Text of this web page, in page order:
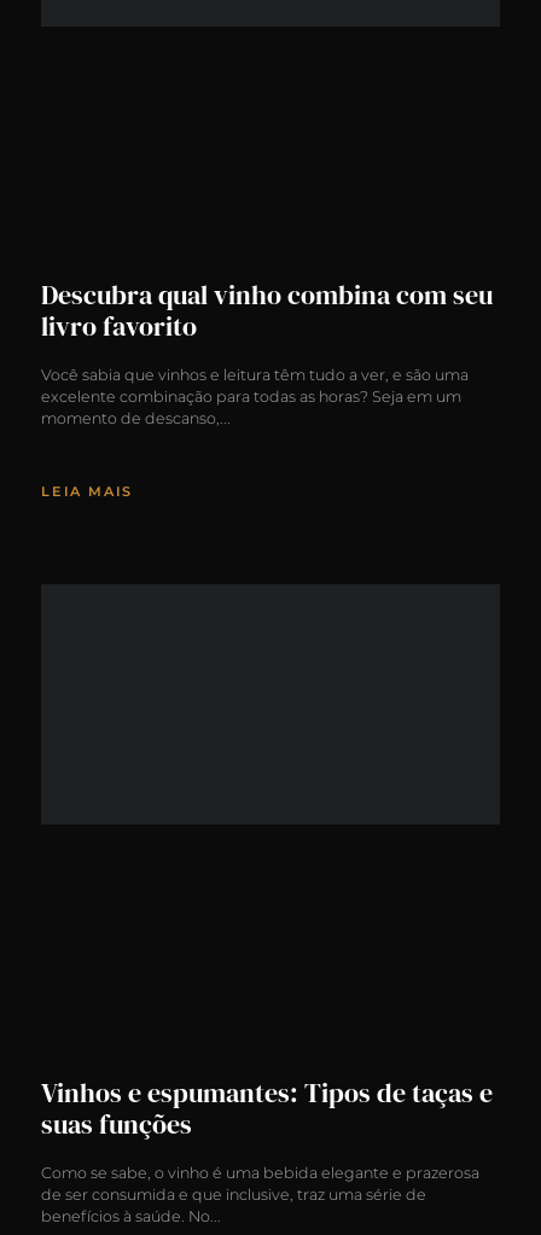
Descubra qual vinho combina com seu
livro favorito
Você sabia que vinhos e leitura têm tudo a ver, e são uma
excelente combinação para todas as horas? Seja em um
momento de descanso,
LEIA MAIS
Vinhos e espumantes: Tipos de taças e
suas funções
Como se sabe, o vinho é uma bebida elegante e prazerosa
de ser consumida e que inclusive, traz uma série de
benefícios à saúde. No